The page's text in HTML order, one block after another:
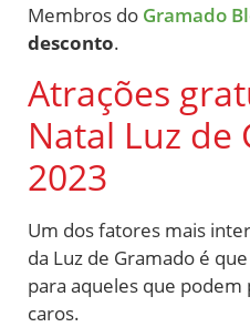
Membros do Gramado
desconto.
Atrações
Natal Luz de
2023
Um dos fatores mais
da Luz de Gramado é
para aqueles que podem
caros.